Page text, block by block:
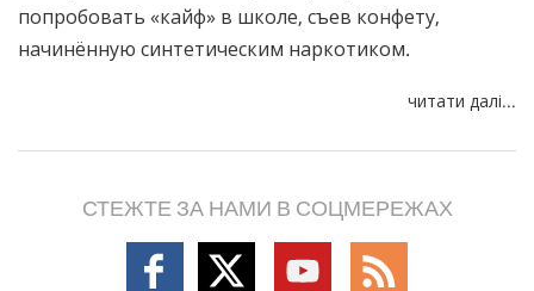
попробовать «кайф» в школе, съев конфету,
начинённую синтетическим наркотиком.
читати далі...
СТЕЖТЕ ЗА НАМИ В СОЦМЕРЕЖАХ
Follow Follow
Follow
Follow